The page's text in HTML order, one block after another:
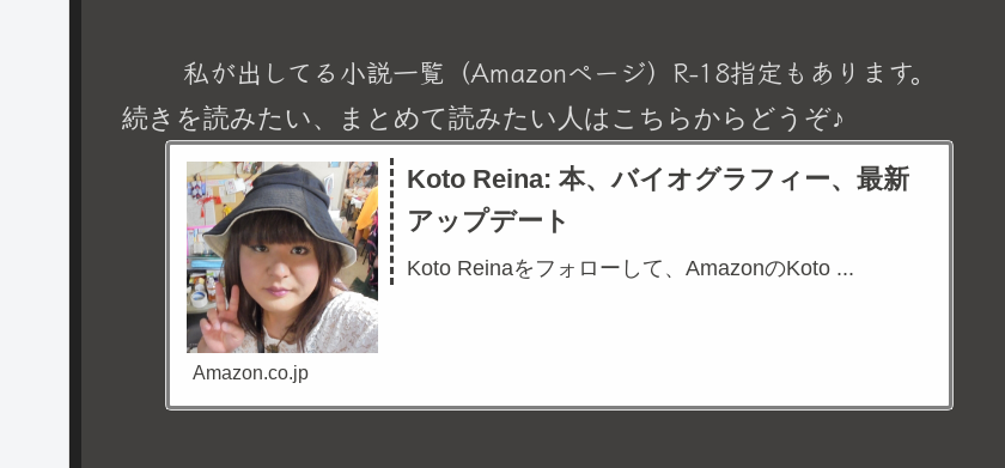
私が出してる小説一覧（Amazonページ）R-18指定もあります。
続きを読みたい、まとめて読みたい人はこちらからどうぞ♪
Koto Reina: 本、バイオグラフィー、最新
アップデート
Koto Reinaをフォローして、AmazonのKoto ...
Amazon.co.jp